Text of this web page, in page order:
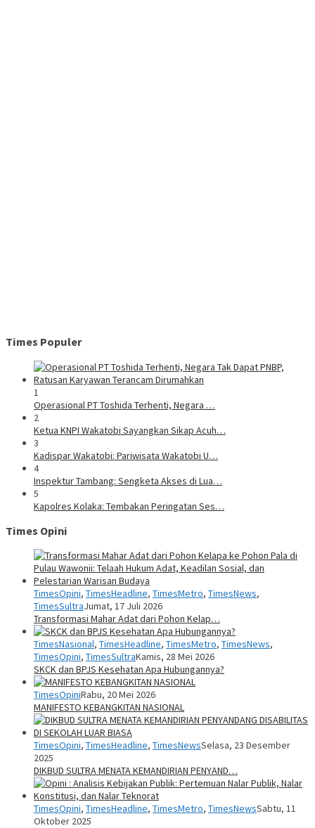
Times Populer
1
Operasional PT Toshida Terhenti, Negara …
2
Ketua KNPI Wakatobi Sayangkan Sikap Acuh…
3
Kadispar Wakatobi: Pariwisata Wakatobi U…
4
Inspektur Tambang: Sengketa Akses di Lua…
5
Kapolres Kolaka: Tembakan Peringatan Ses…
Times Opini
TimesOpini, TimesHeadline, TimesMetro, TimesNews,
TimesSultraJumat, 17 Juli 2026
Transformasi Mahar Adat dari Pohon Kelap…
TimesNasional, TimesHeadline, TimesMetro, TimesNews,
TimesOpini, TimesSultraKamis, 28 Mei 2026
SKCK dan BPJS Kesehatan Apa Hubungannya?
TimesOpiniRabu, 20 Mei 2026
MANIFESTO KEBANGKITAN NASIONAL
TimesOpini, TimesHeadline, TimesNewsSelasa, 23 Desember
2025
DIKBUD SULTRA MENATA KEMANDIRIAN PENYAND…
TimesOpini, TimesHeadline, TimesMetro, TimesNewsSabtu, 11
Oktober 2025